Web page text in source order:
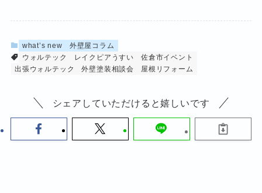
what’s new
外壁屋コラム
ウォルテック
レイクピアうすい
佐倉市イベント
出張ウォルテック
外壁塗装相談会 屋根リフォーム
シェアしていただけると嬉しいです